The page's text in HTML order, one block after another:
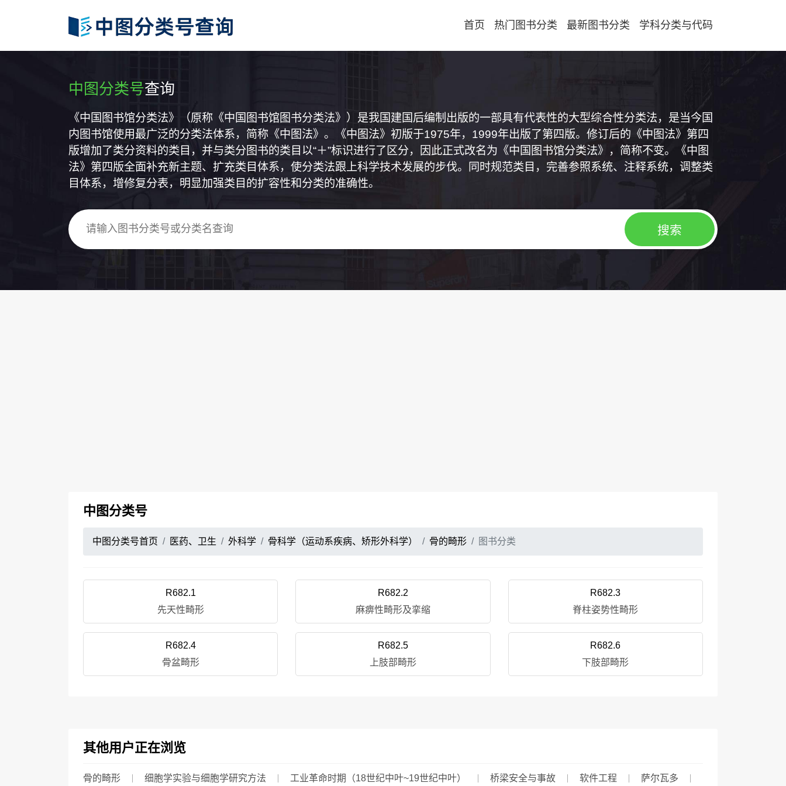
首页 热门图书分类 最新图书分类 学科分类与代码
中图分类号查询
《中国图书馆分类法》（原称《中国图书馆图书分类法》）是我国建国后编制出版的一部具有代表性的大型综合性分类法，是当今国
内图书馆使用最广泛的分类法体系，简称《中图法》。《中图法》初版于1975年，1999年出版了第四版。修订后的《中图法》第四
版增加了类分资料的类目，并与类分图书的类目以“＋”标识进行了区分，因此正式改名为《中国图书馆分类法》，简称不变。《中图
法》第四版全面补充新主题、扩充类目体系，使分类法跟上科学技术发展的步伐。同时规范类目，完善参照系统、注释系统，调整类
目体系，增修复分表，明显加强类目的扩容性和分类的准确性。
中图分类号
中图分类号首页 医药、卫生 外科学 骨科学（运动系疾病、矫形外科学） 骨的畸形 图书分类
R682.1
先天性畸形
R682.2
麻痹性畸形及挛缩
R682.3
脊柱姿势性畸形
R682.4
骨盆畸形
R682.5
上肢部畸形
R682.6
下肢部畸形
其他用户正在浏览
骨的畸形 细胞学实验与细胞学研究方法 工业革命时期（18世纪中叶~19世纪中叶） 桥梁安全与事故 软件工程 萨尔瓦多